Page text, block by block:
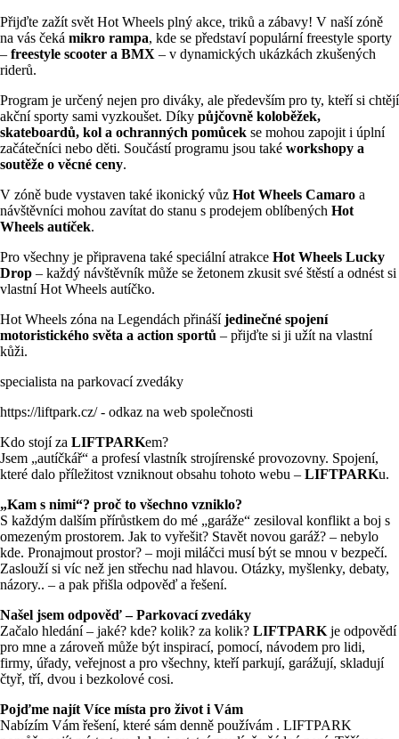
Přijďte zažít svět Hot Wheels plný akce, triků a zábavy! V naší zóně
na vás čeká mikro rampa, kde se představí populární freestyle sporty
– freestyle scooter a BMX – v dynamických ukázkách zkušených
riderů.
Program je určený nejen pro diváky, ale především pro ty, kteří si chtějí
akční sporty sami vyzkoušet. Díky půjčovně koloběžek,
skateboardů, kol a ochranných pomůcek se mohou zapojit i úplní
začátečníci nebo děti. Součástí programu jsou také workshopy a
soutěže o věcné ceny.
V zóně bude vystaven také ikonický vůz Hot Wheels Camaro a
návštěvníci mohou zavítat do stanu s prodejem oblíbených Hot
Wheels autíček.
Pro všechny je připravena také speciální atrakce Hot Wheels Lucky
Drop – každý návštěvník může se žetonem zkusit své štěstí a odnést si
vlastní Hot Wheels autíčko.
Hot Wheels zóna na Legendách přinášíjedinečné spojení
motoristického světa a action sportů – přijďte si ji užít na vlastní
kůži.
specialista na parkovací zvedáky
https://liftpark.cz/- odkaz na web společnosti
Kdo stojí za LIFTPARKem?
Jsem „autíčkář“ a profesí vlastník strojírenské provozovny. Spojení,
které dalo příležitost vzniknout obsahu tohoto webu – LIFTPARKu.
„Kam s nimi“? proč to všechno vzniklo?
S každým dalším přírůstkem do mé „garáže“ zesiloval konflikt a boj s
omezeným prostorem. Jak to vyřešit? Stavět novou garáž? – nebylo
kde. Pronajmout prostor? – moji miláčci musí být se mnou v bezpečí.
Zaslouží si víc než jen střechu nad hlavou. Otázky, myšlenky, debaty,
názory.. – a pak přišla odpověď a řešení.
Našel jsem odpověď – Parkovací zvedáky
Začalo hledání – jaké? kde? kolik? za kolik? LIFTPARK je odpovědí
pro mne a zároveň může být inspirací, pomocí, návodem pro lidi,
firmy, úřady, veřejnost a pro všechny, kteří parkují, garážují, skladují
čtyř, tří, dvou i bezkolové cosi.
Pojďme najít Více místa pro život i Vám
Nabízím Vám řešení, které sám denně používám . LIFTPARK